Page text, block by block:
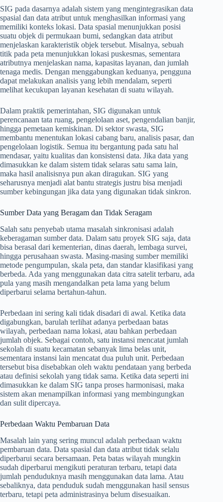
SIG pada dasarnya adalah sistem yang mengintegrasikan data
spasial dan data atribut untuk menghasilkan informasi yang
memiliki konteks lokasi. Data spasial menunjukkan posisi
suatu objek di permukaan bumi, sedangkan data atribut
menjelaskan karakteristik objek tersebut. Misalnya, sebuah
titik pada peta menunjukkan lokasi puskesmas, sementara
atributnya menjelaskan nama, kapasitas layanan, dan jumlah
tenaga medis. Dengan menggabungkan keduanya, pengguna
dapat melakukan analisis yang lebih mendalam, seperti
melihat kecukupan layanan kesehatan di suatu wilayah.
Dalam praktik pemerintahan, SIG digunakan untuk
perencanaan tata ruang, pengelolaan aset, pengendalian banjir,
hingga pemetaan kemiskinan. Di sektor swasta, SIG
membantu menentukan lokasi cabang baru, analisis pasar, dan
pengelolaan logistik. Semua itu bergantung pada satu hal
mendasar, yaitu kualitas dan konsistensi data. Jika data yang
dimasukkan ke dalam sistem tidak selaras satu sama lain,
maka hasil analisisnya pun akan diragukan. SIG yang
seharusnya menjadi alat bantu strategis justru bisa menjadi
sumber kebingungan jika data yang digunakan tidak sinkron.
Sumber Data yang Beragam dan Tidak Seragam
Salah satu penyebab utama masalah sinkronisasi adalah
keberagaman sumber data. Dalam satu proyek SIG saja, data
bisa berasal dari kementerian, dinas daerah, lembaga survei,
hingga perusahaan swasta. Masing-masing sumber memiliki
metode pengumpulan, skala peta, dan standar klasifikasi yang
berbeda. Ada yang menggunakan data citra satelit terbaru, ada
pula yang masih mengandalkan peta lama yang belum
diperbarui selama bertahun-tahun.
Perbedaan ini sering kali tidak disadari di awal. Ketika data
digabungkan, barulah terlihat adanya perbedaan batas
wilayah, perbedaan nama lokasi, atau bahkan perbedaan
jumlah objek. Sebagai contoh, satu instansi mencatat jumlah
sekolah di suatu kecamatan sebanyak lima belas unit,
sementara instansi lain mencatat dua puluh unit. Perbedaan
tersebut bisa disebabkan oleh waktu pendataan yang berbeda
atau definisi sekolah yang tidak sama. Ketika data seperti ini
dimasukkan ke dalam SIG tanpa proses harmonisasi, maka
sistem akan menampilkan informasi yang membingungkan
dan sulit dipercaya.
Perbedaan Waktu Pembaruan Data
Masalah lain yang sering muncul adalah perbedaan waktu
pembaruan data. Data spasial dan data atribut tidak selalu
diperbarui secara bersamaan. Peta batas wilayah mungkin
sudah diperbarui mengikuti peraturan terbaru, tetapi data
jumlah penduduknya masih menggunakan data lama. Atau
sebaliknya, data penduduk sudah menggunakan hasil sensus
terbaru, tetapi peta administrasinya belum disesuaikan.